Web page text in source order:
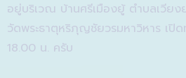
อยู่บริเวณ บ้านศรีเมืองยู้ ตำบลเวียง
วัดพระธาตุหริภุญชัยวรมหาวิหาร เปิ
18.00 น. ครับ